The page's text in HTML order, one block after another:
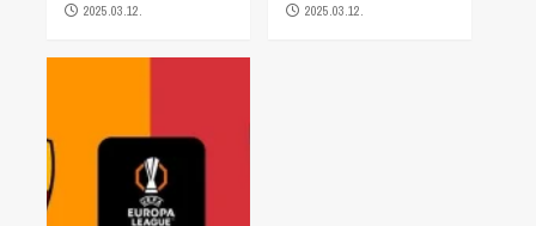
2025.03.12.
2025.03.12.